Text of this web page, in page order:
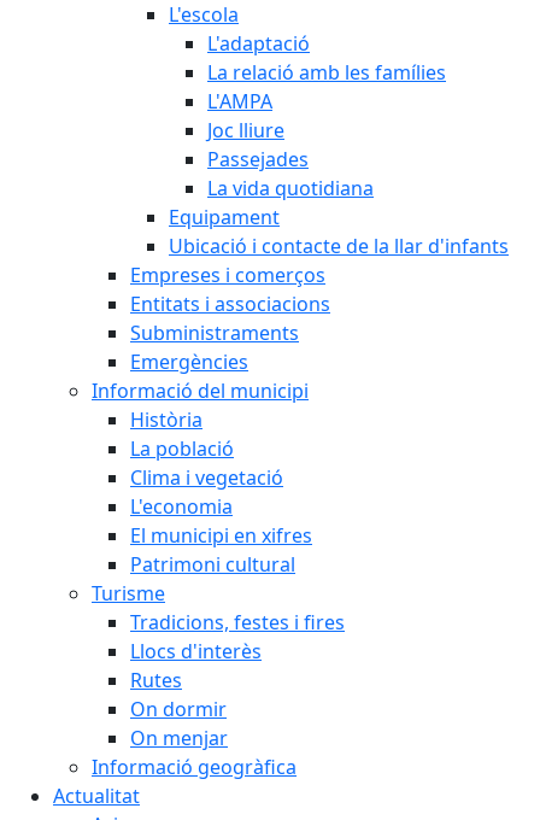
L'escola
L'adaptació
La relació amb les famílies
L'AMPA
Joc lliure
Passejades
La vida quotidiana
Equipament
Ubicació i contacte de la llar d'infants
Empreses i comerços
Entitats i associacions
Subministraments
Emergències
Informació del municipi
Història
La població
Clima i vegetació
L'economia
El municipi en xifres
Patrimoni cultural
Turisme
Tradicions, festes i fires
Llocs d'interès
Rutes
On dormir
On menjar
Informació geogràfica
Actualitat